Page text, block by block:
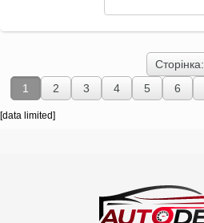
Сторінка:
1
2 3 4 5 6
[data limited]